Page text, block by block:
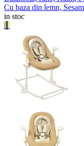
Cu baza din lemn,
in stoc